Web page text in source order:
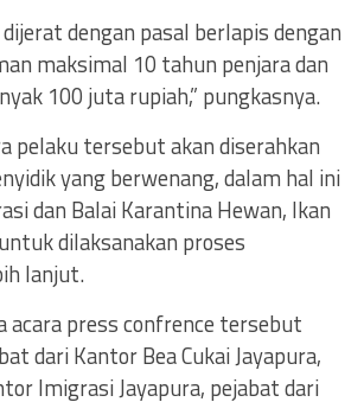
dengan pasal berlapis dengan
maksimal 10 tahun penjara dan
100 juta rupiah,” pungkasnya.
pelaku tersebut akan diserahkan
yang berwenang, dalam hal ini
dan Balai Karantina Hewan, Ikan
dilaksanakan proses
lanjut.
acara press confrence tersebut
dari Kantor Bea Cukai Jayapura,
Imigrasi Jayapura, pejabat dari